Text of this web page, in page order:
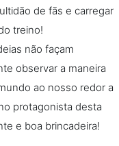
de fãs e carregar
treino!
não façam
observar a maneira
ao nosso redor a
protagonista desta
e boa brincadeira!